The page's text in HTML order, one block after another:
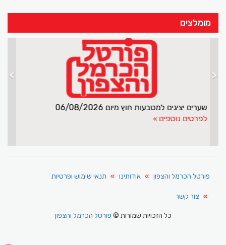
מומלצים
לפרטים נוספים
> <
פורטל הכרמל והצפון אודותינו תנאי שימוש ופרטיות
צור קשר
כל הזכויות שמורות ©פורטל הכרמל והצפון